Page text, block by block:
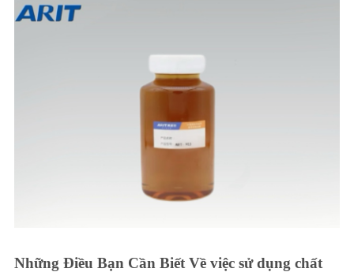
Những Điều Bạn Cần Biết Về việc sử dụng chất